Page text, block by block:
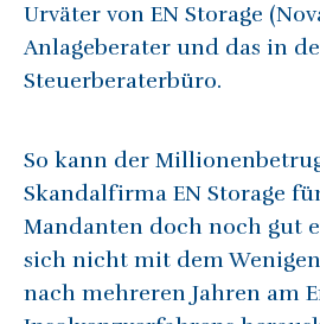
Urväter von EN Storage
Anlageberater und das in
Steuerberaterbüro.
So kann der
Skandalfirma EN Storage
Mandanten doch noch gut
sich nicht mit dem Wenigen
nach mehreren Jahren am